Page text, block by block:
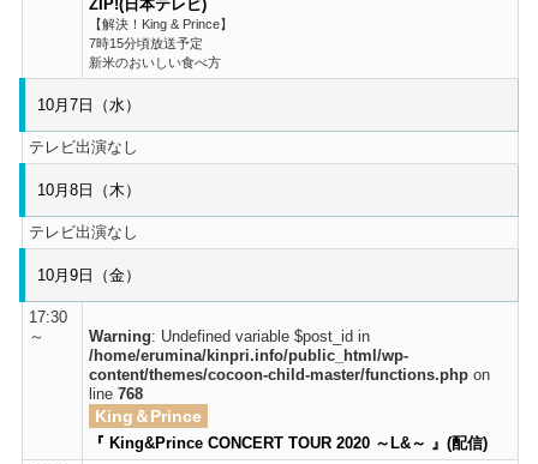
ZIP!(日本テレビ)
【解決！King & Prince】
7時15分頃放送予定
新米のおいしい食べ方
10月7日（水）
テレビ出演なし
10月8日（木）
テレビ出演なし
10月9日（金）
17:30
～
Warning: Undefined variable $post_id in
/home/erumina/kinpri.info/public_html/wp-
content/themes/cocoon-child-master/functions.php on
line 768
King＆Prince
『 King&Prince CONCERT TOUR 2020 ～L&～ 』(配信)